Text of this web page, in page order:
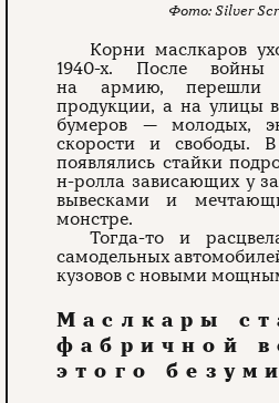
Silver
Корни маслкаров
1940-х. После войны
на армию, перешли
продукции, а на улицы
бумеров — молодых,
скорости и свободы.
появлялись стайки
н-ролла зависающих у
вывесками и
монстре.
Тогда-то и
самодельных
кузовов с новыми
Маслкары
фабричной
этого